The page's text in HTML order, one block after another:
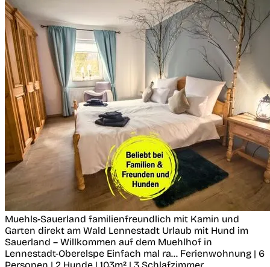
Muehls-Sauerland familienfreundlich mit Kamin und
Garten direkt am Wald Lennestadt Urlaub mit Hund im
Sauerland – Willkommen auf dem Muehlhof in
Lennestadt-Oberelspe Einfach mal ra... Ferienwohnung | 6